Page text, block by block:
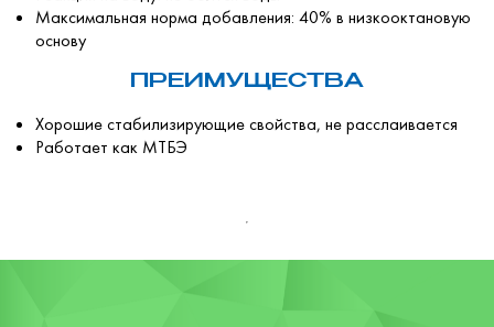
Максимальная норма добавления: 40% в низкооктановую
основу
ПРЕИМУЩЕСТВА
Хорошие стабилизирующие свойства, не расслаивается
Работает как МТБЭ